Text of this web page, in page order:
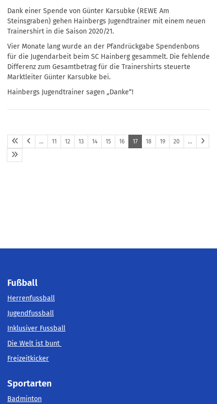
Dank einer Spende von Günter Karsubke (REWE Am
Steinsgraben) gehen Hainbergs Jugendtrainer mit einem neuen
Trainershirt in die Saison 2020/21.
Vier Monate lang wurde an der Pfandrückgabe Spendenbons
für die Jugendarbeit beim SC Hainberg gesammelt. Die fehlende
Differenz zum Gesamtbetrag für die Trainershirts steuerte
Marktleiter Günter Karsubke bei.
Hainbergs Jugendtrainer sagen „Danke“!
… 11 12 13 14 15 16 17 18 19 20 …
Fußball
Herrenfussball
Jugendfussball
Inklusiver Fussball
Die Welt ist bunt
Freizeitkicker
Sportarten
Badminton